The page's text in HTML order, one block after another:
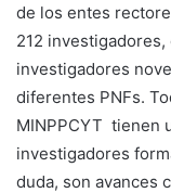
de los entes
212
investigadores
diferentes PNFs.
MINPPCYT tienen
investigadores
duda, son avances